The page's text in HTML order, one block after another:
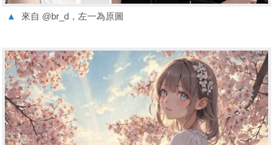
▲ 來自 @br_d，左一為原圖